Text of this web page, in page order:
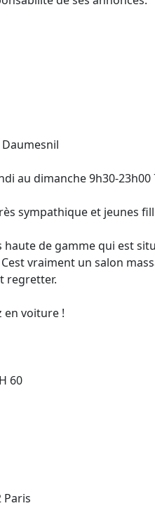
au dimanche 9h30-23h00
sympathique et jeunes
de gamme qui est
vraiment un salon
regretter.
en voiture !
60
Paris